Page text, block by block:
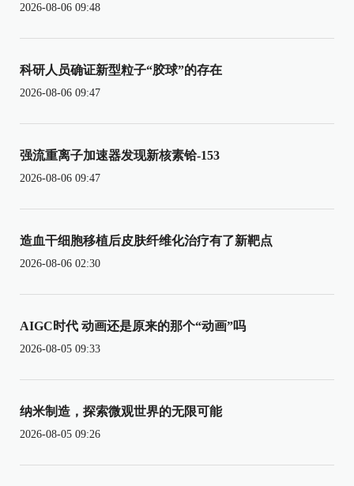
2026-08-06 09:48
科研人员确证新型粒子“胶球”的存在
2026-08-06 09:47
强流重离子加速器发现新核素铪-153
2026-08-06 09:47
造血干细胞移植后皮肤纤维化治疗有了新靶点
2026-08-06 02:30
AIGC时代 动画还是原来的那个“动画”吗
2026-08-05 09:33
纳米制造，探索微观世界的无限可能
2026-08-05 09:26